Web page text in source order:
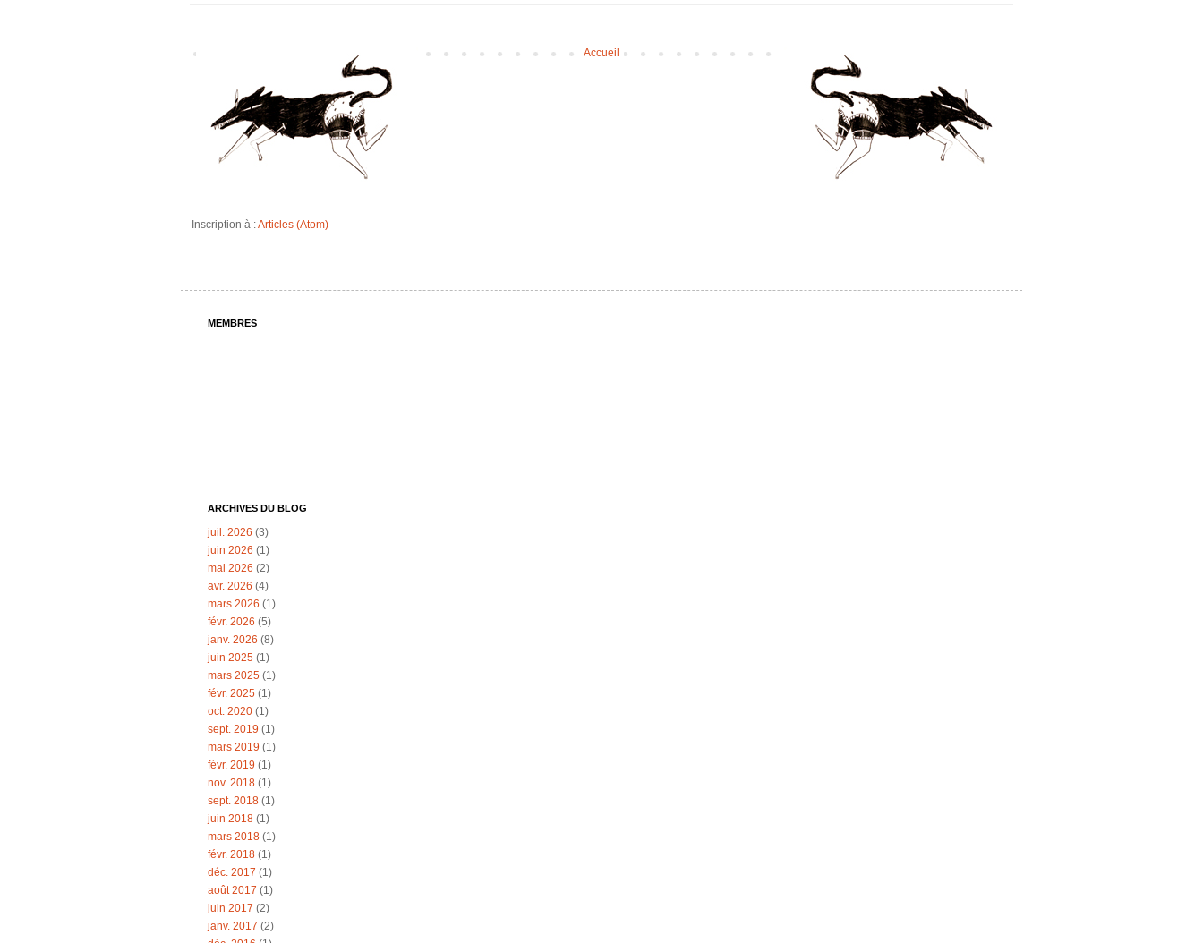
Accueil
Inscription à :Articles (Atom)
MEMBRES
ARCHIVES DU BLOG
juil. 2026 (3)
juin 2026 (1)
mai 2026 (2)
avr. 2026 (4)
mars 2026 (1)
févr. 2026 (5)
janv. 2026 (8)
juin 2025 (1)
mars 2025 (1)
févr. 2025 (1)
oct. 2020 (1)
sept. 2019 (1)
mars 2019 (1)
févr. 2019 (1)
nov. 2018 (1)
sept. 2018 (1)
juin 2018 (1)
mars 2018 (1)
févr. 2018 (1)
déc. 2017 (1)
août 2017 (1)
juin 2017 (2)
janv. 2017 (2)